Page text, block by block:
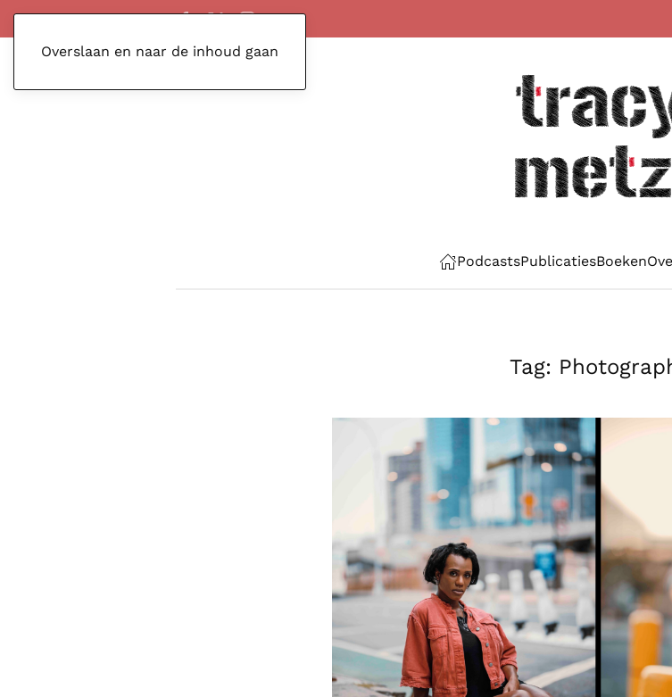
Overslaan en naar de inhoud gaan
PodcastsPublicatiesBoeken
Tag: